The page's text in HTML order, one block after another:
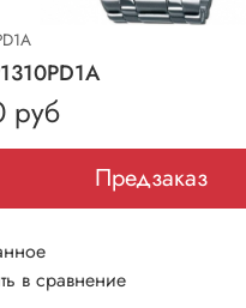
руб
Предзаказ
в сравнение